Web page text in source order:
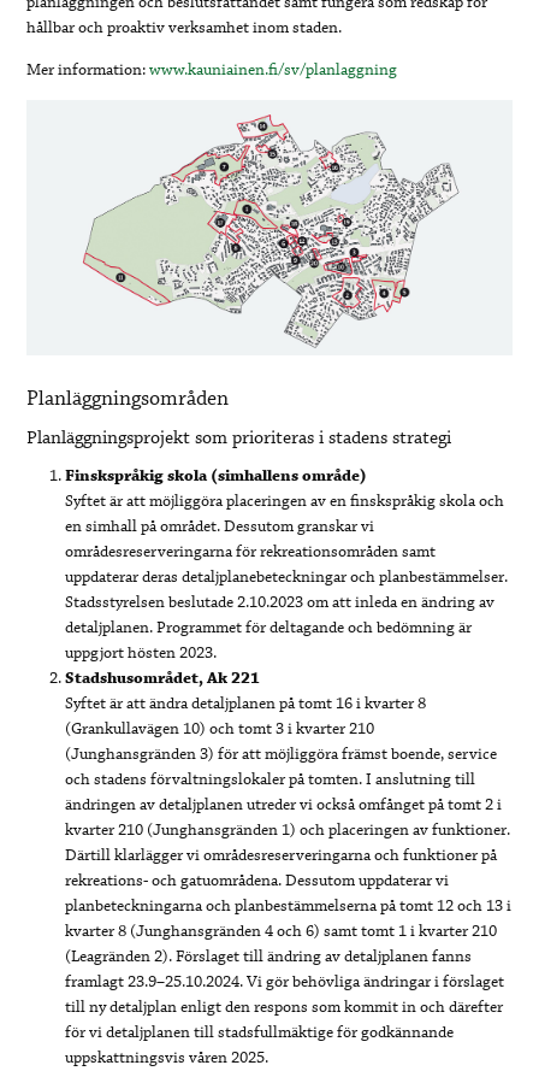
hållbar och proaktiv verksamhet inom staden.
Mer information:www.kauniainen.fi/sv/planlaggning
Planläggningsområden
Planläggningsprojekt som prioriteras i stadens strategi
Finskspråkig skola (simhallens område)
Syftet är att möjliggöra placeringen av en finskspråkig skola och
en simhall på området. Dessutom granskar vi
områdesreserveringarna för rekreationsområden samt
uppdaterar deras detaljplanebeteckningar och planbestämmelser.
Stadsstyrelsen beslutade 2.10.2023 om att inleda en ändring av
detaljplanen. Programmet för deltagande och bedömning är
uppgjort hösten 2023.
Stadshusområdet, Ak 221
Syftet är att ändra detaljplanen på tomt 16 i kvarter 8
(Grankullavägen 10) och tomt 3 i kvarter 210
(Junghansgränden 3) för att möjliggöra främst boende, service
och stadens förvaltningslokaler på tomten. I anslutning till
ändringen av detaljplanen utreder vi också omfånget på tomt 2 i
kvarter 210 (Junghansgränden 1) och placeringen av funktioner.
Därtill klarlägger vi områdesreserveringarna och funktioner på
rekreations- och gatuområdena. Dessutom uppdaterar vi
planbeteckningarna och planbestämmelserna på tomt 12 och 13 i
kvarter 8 (Junghansgränden 4 och 6) samt tomt 1 i kvarter 210
(Leagränden 2). Förslaget till ändring av detaljplanen fanns
framlagt 23.9–25.10.2024. Vi gör behövliga ändringar i förslaget
till ny detaljplan enligt den respons som kommit in och därefter
för vi detaljplanen till stadsfullmäktige för godkännande
uppskattningsvis våren 2025.